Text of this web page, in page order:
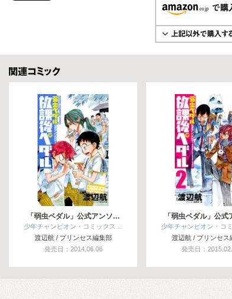
関連コミックス
「弱虫ペダル」公式アンソ…
少年チャンピオン・コミックス…
渡辺航 / プリンセス編集部
発売日：2014.06.06
「弱虫ペダル」公
少年チャンピオン・コ
渡辺航 / プリンセス
発売日：